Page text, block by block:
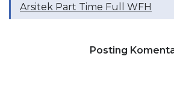
Arsitek Part Time Full WFH
Posting